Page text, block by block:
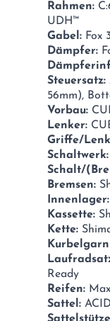
Rahmen:
UDH™
Gabel: Fox
Dämpfer:
Steuersatz:
56mm),
Vorbau:
Lenker:
Griffe/
Schaltwerk:
Schalt/
Bremsen:
Innenlager:
Kassette:
Kette:
Ready
Reifen:
Sattel: